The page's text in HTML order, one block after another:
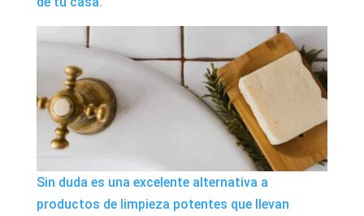
Sin duda es una excelente alternativa a
productos de limpieza potentes que llevan